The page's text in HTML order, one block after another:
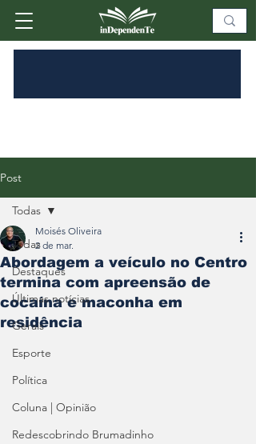
Post
Todas
Destaques
Últimas notícias
Gerais
Esporte
Política
Coluna | Opinião
Redescobrindo Brumadinho
Todas
Abordagem a veículo no Centro
termina com apreensão de
cocaína e maconha em
residência
Moisés Oliveira
2 de mar.